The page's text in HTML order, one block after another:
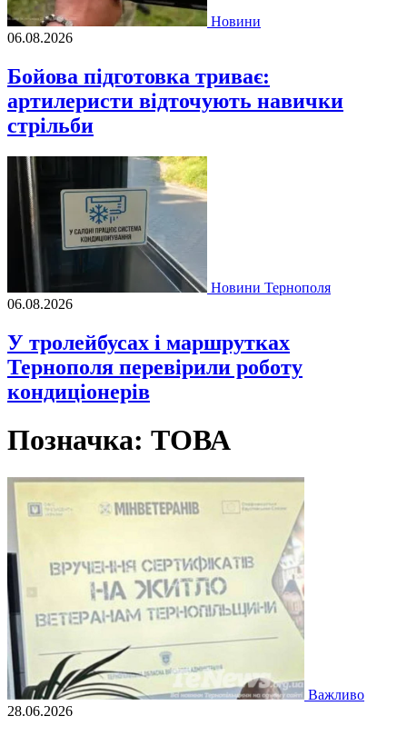
Новини
06.08.2026
Бойова підготовка триває:
артилеристи відточують навички
стрільби
Новини Тернополя
06.08.2026
У тролейбусах і маршрутках
Тернополя перевірили роботу
кондиціонерів
Позначка: ТОВА
Важливо
28.06.2026